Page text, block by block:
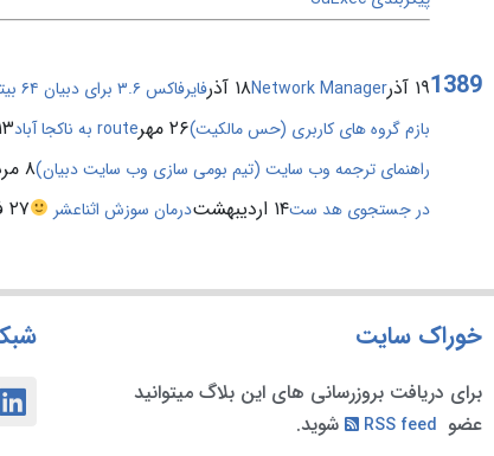
1389۱۹ آذر Network Manager۱۸ آذر فایرفاکس ۳.۶ برای دبیان ۶۴ بیتی
بازم گروه های کاربری (حس مالکیت)۲۶ مهر route به ناکجا آباد ۱۳
راهنمای ترجمه وب سایت (تیم بومی سازی وب سایت دبیان)۸ مرداد
در جستجوی هد ست۱۴ اردیبهشت درمان سوزش اثناعشر ۲۷ فروردین
خوراک سایت
برای دریافت بروزرسانی های این بلاگ میتوانید
عضو
شوید.